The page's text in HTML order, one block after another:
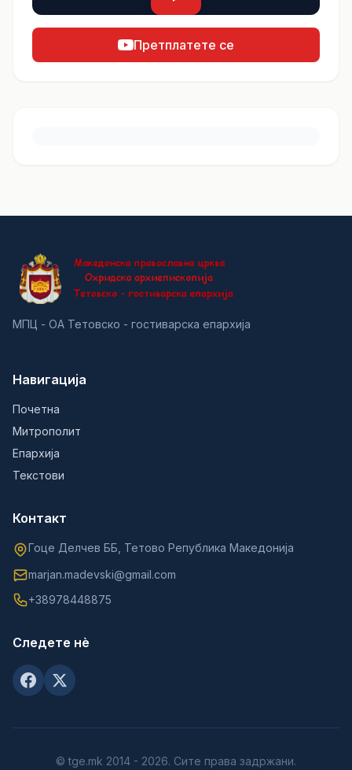
Претплатете се
МПЦ - ОА Тетовско - гостиварска епархија
Навигација
Почетна
Митрополит
Епархија
Текстови
Контакт
Гоце Делчев ББ, Тетово Република Македонија
marjan.madevski@gmail.com
+38978448875
Следете нè
© tge.mk 2014 - 2026. Сите права задржани.